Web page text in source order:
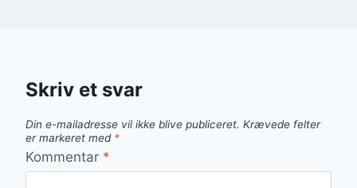
Skriv et svar
Din e-mailadresse vil ikke blive publiceret. Krævede felter
er markeret med *
Kommentar *